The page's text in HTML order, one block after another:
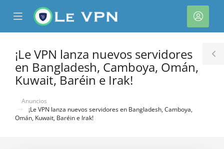
Mobile
Menu
¡Le VPN lanza nuevos servidores
en Bangladesh, Camboya, Omán,
Kuwait, Baréin e Irak!
Anuncios
¡Le VPN lanza nuevos servidores en Bangladesh, Camboya,
Omán, Kuwait, Baréin e Irak!